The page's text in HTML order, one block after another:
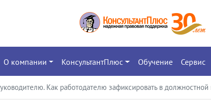
О компании КонсультантПлюс Обучение Сервис
Как работодателю зафиксировать в